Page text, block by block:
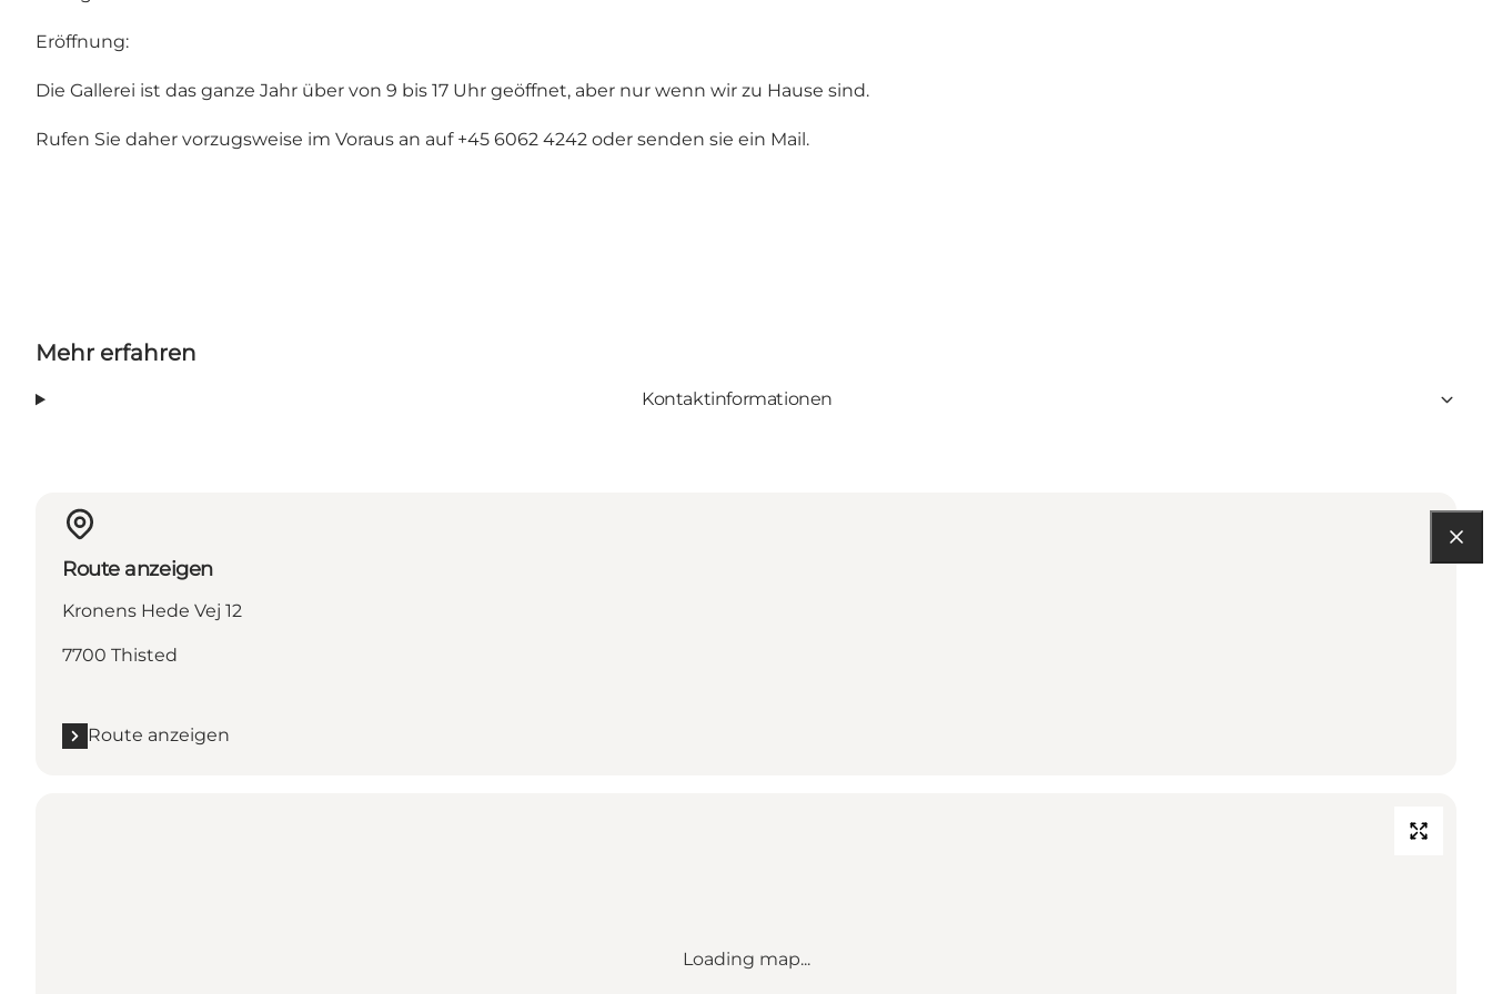
Eröffnung:
Die Gallerei ist das ganze Jahr über von 9 bis 17 Uhr geöffnet, aber nur wenn wir zu Hause sind.
Rufen Sie daher vorzugsweise im Voraus an auf +45 6062 4242 oder senden sie ein Mail.
Mehr erfahren
Kontaktinformationen
Route anzeigen
Kronens Hede Vej 12
7700 Thisted
Route anzeigen
Loading map...